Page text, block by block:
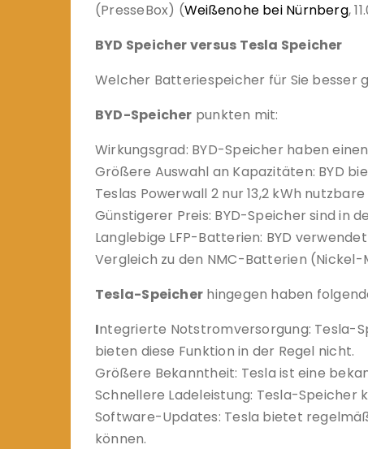
(PresseBox) (Weißenohe bei Nürnberg,
BYD Speicher versus Tesla Speicher
Welcher Batteriespeicher für Sie besser
BYD-Speicher punkten mit:
Wirkungsgrad: BYD-Speicher haben
Größere Auswahl an Kapazitäten: BYD
Teslas Powerwall 2 nur 13,2 kWh
Günstigerer Preis: BYD-Speicher sind in
Langlebige LFP-Batterien: BYD
Vergleich zu den NMC-Batterien
Tesla-Speicher hingegen haben
Integrierte Notstromversorgung: Tesla-
bieten diese Funktion in der Regel nicht.
Größere Bekanntheit: Tesla ist eine
Schnellere Ladeleistung: Tesla-Speicher
Software-Updates: Tesla bietet
können.